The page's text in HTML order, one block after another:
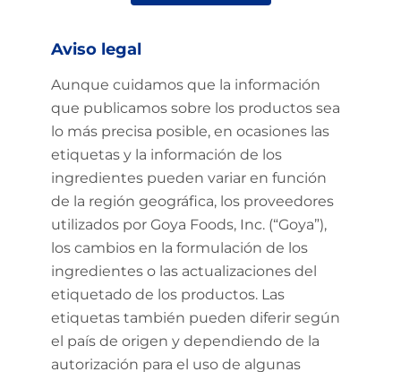
Aviso legal
Aunque cuidamos que la información
que publicamos sobre los productos sea
lo más precisa posible, en ocasiones las
etiquetas y la información de los
ingredientes pueden variar en función
de la región geográfica, los proveedores
utilizados por Goya Foods, Inc. (“Goya”),
los cambios en la formulación de los
ingredientes o las actualizaciones del
etiquetado de los productos. Las
etiquetas también pueden diferir según
el país de origen y dependiendo de la
autorización para el uso de algunas